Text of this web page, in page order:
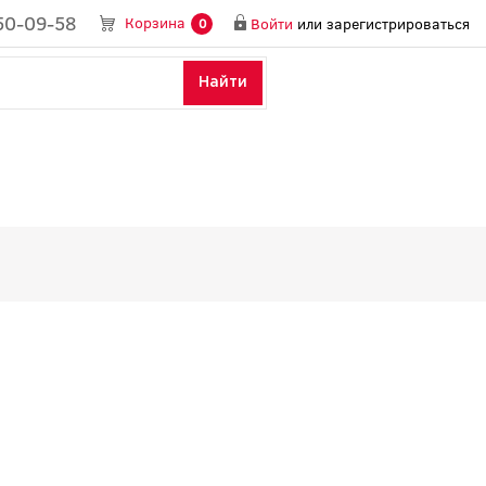
09-58 Корзина 0 Войти или зарегистрироваться
Найти